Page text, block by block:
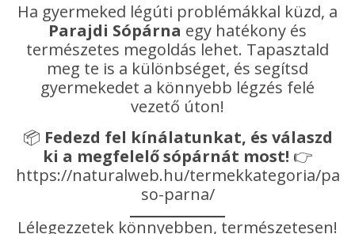
Ha gyermeked légúti problémákkal küzd, a
Parajdi Sópárna egy hatékony és
természetes megoldás lehet. Tapasztald
meg te is a különbséget, és segítsd
gyermekedet a könnyebb légzés felé
vezető úton!
📦 Fedezd fel kínálatunkat, és válaszd
ki a megfelelő sópárnát most! 👉
https://naturalweb.hu/termekkategoria/
so-parna/
Lélegezzetek könnyebben, természetesen!